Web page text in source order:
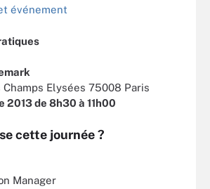
événement
Champs Elysées 75008 Paris
2013 de 8h30 à 11h00
cette journée ?
Manager